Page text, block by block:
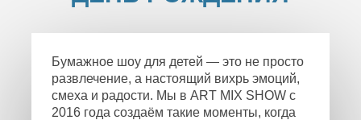
Бумажное шоу для детей — это не просто
развлечение, а настоящий вихрь эмоций,
смеха и радости. Мы в ART MIX SHOW с
2016 года создаём такие моменты, когда